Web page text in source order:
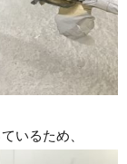
いるため、